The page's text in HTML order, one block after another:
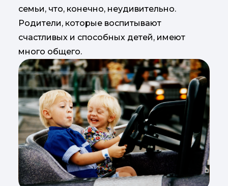
семьи, что, конечно, неудивительно.
Родители, которые воспитывают
счастливых и способных детей, имеют
много общего.